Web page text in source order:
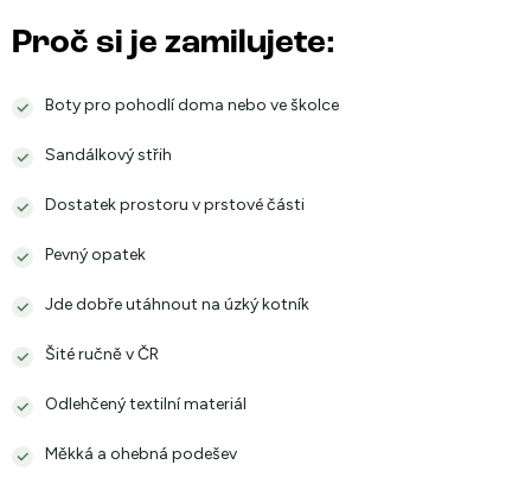
Proč si je zamilujete:
Boty pro pohodlí doma nebo ve školce
Sandálkový střih
Dostatek prostoru v prstové části
Pevný opatek
Jde dobře utáhnout na úzký kotník
Šité ručně v ČR
Odlehčený textilní materiál
Měkká a ohebná podešev